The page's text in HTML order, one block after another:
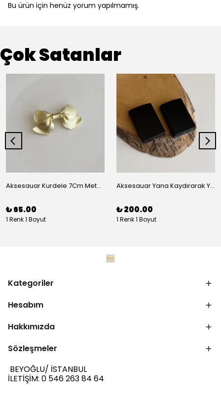
Bu ürün için henüz yorum yapılmamış.
Çok Satanlar
Aksesauar Kurdele 7Cm Metal Pens Toka
₺ 65.00
1 Renk 1 Boyut
Aksesauar Yana Kaydırarak Yanmalı Kum Siyah Çakmak
₺ 200.00
1 Renk 1 Boyut
Kategoriler
Hesabım
Hakkımızda
Sözleşmeler
BEYOĞLU/ İSTANBUL
İLETİŞİM: 0 546 263 84 64